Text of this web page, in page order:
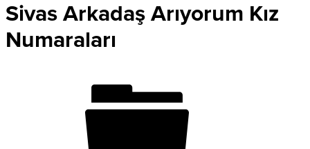
Sivas Arkadaş Arıyorum Kız
Numaraları